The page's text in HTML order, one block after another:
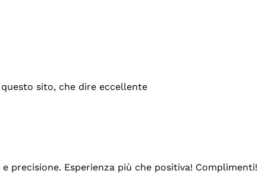
sito, che dire eccellente
precisione. Esperienza più che positiva! Complimenti!